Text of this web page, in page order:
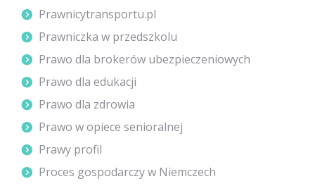
Prawnicytransportu.pl
Prawniczka w przedszkolu
Prawo dla brokerów ubezpieczeniowych
Prawo dla edukacji
Prawo dla zdrowia
Prawo w opiece senioralnej
Prawy profil
Proces gospodarczy w Niemczech